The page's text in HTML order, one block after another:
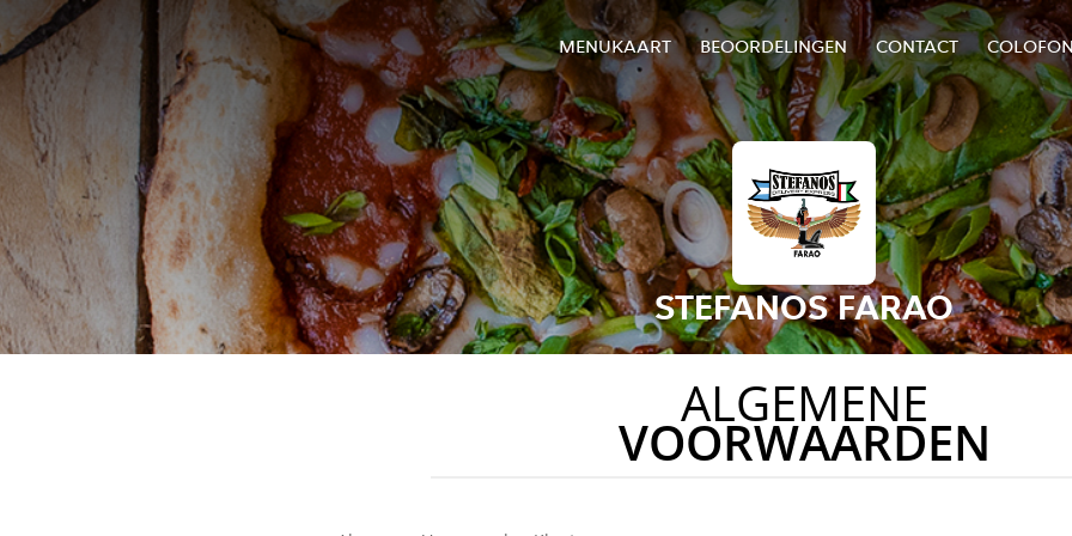
MENUKAART BEOORDELINGEN CONTACT
STEFANOS FARAO
ALGEMENE
VOORWAARDEN